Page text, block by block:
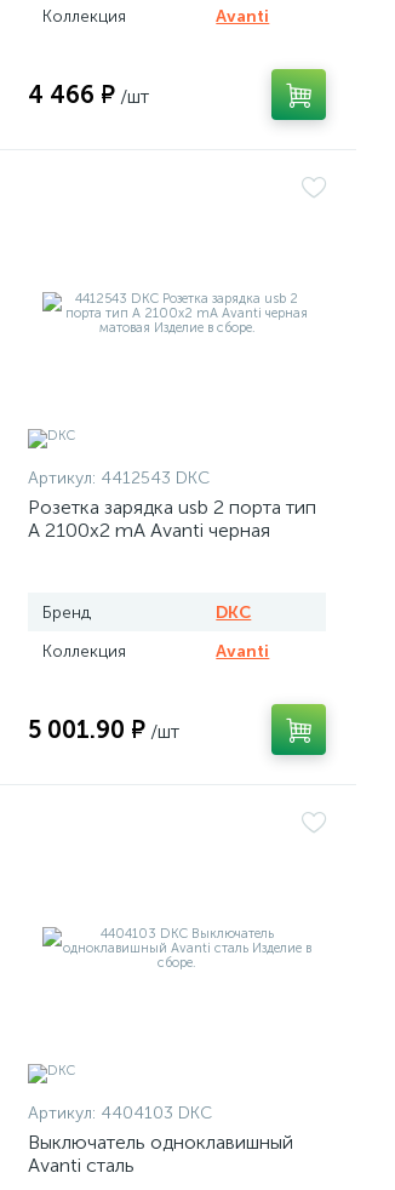
Коллекция
Avanti
4 466 ₽ /шт
Артикул: 4412543 DKC
Розетка зарядка usb 2 порта тип
А 2100х2 mA Avanti черная
Бренд
DKC
Коллекция
Avanti
5 001.90 ₽ /шт
Артикул: 4404103 DKC
Выключатель одноклавишный
Avanti сталь